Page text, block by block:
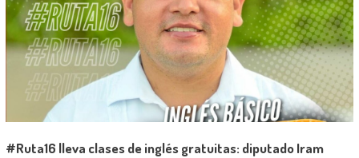
#Ruta16 lleva clases de inglés gratuitas: diputado Iram